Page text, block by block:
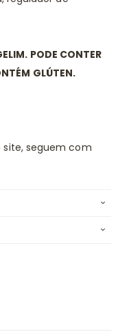
PODE CONTER
GLÚTEN.
site, seguem com